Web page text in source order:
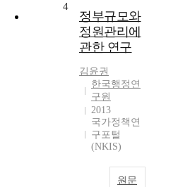
4
정부규모와
정원관리에
관한 연구
김윤권
한국행정연
구원
2013
국가정책연
구포털
(NKIS)
원문